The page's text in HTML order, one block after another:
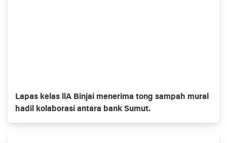
Lapas kelas llA Binjai menerima tong sampah mural
hadil kolaborasi antara bank Sumut.